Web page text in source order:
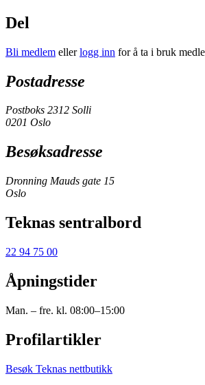
Del
Bli medlem ellerlogg inn for å ta i bruk
Postadresse
Postboks 2312 Solli
0201 Oslo
Besøksadresse
Dronning Mauds gate 15
Oslo
Teknas sentralbord
22 94 75 00
Åpningstider
Man. – fre. kl. 08:00–15:00
Profilartikler
Besøk Teknas nettbutikk